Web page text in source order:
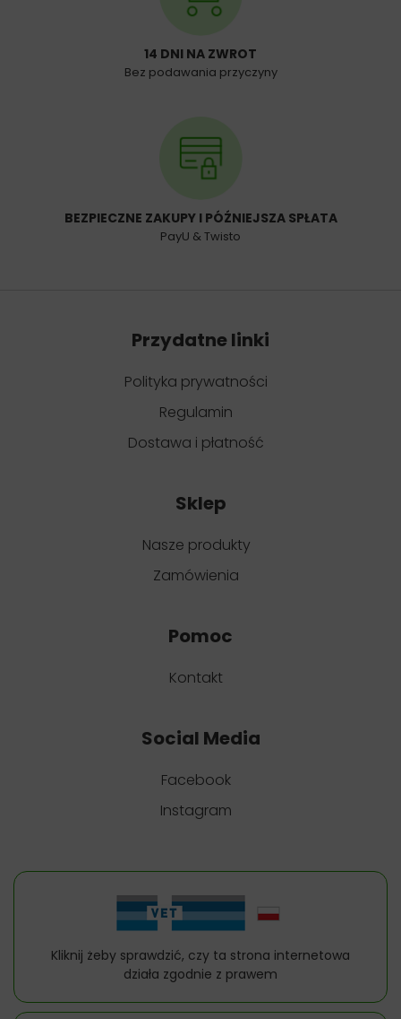
14 DNI NA ZWROT
Bez podawania przyczyny
BEZPIECZNE ZAKUPY I PÓŹNIEJSZA SPŁATA
PayU & Twisto
Przydatne linki
Polityka prywatności
Regulamin
Dostawa i płatność
Sklep
Nasze produkty
Zamówienia
Pomoc
Kontakt
Social Media
Facebook
Instagram
Kliknij żeby sprawdzić, czy ta strona internetowa
działa zgodnie z prawem